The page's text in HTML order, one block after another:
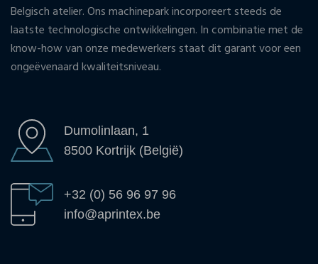
Belgisch atelier. Ons machinepark incorporeert steeds de
laatste technologische ontwikkelingen. In combinatie met de
know-how van onze medewerkers staat dit garant voor een
ongeëvenaard kwaliteitsniveau.
Dumolinlaan, 1
8500 Kortrijk (België)
+32 (0) 56 96 97 96
info@aprintex.be